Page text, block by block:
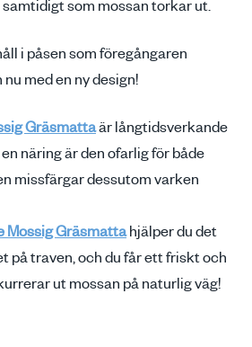
som mossan torkar ut.
i påsen som föregångaren
med en ny design!
Gräsmattaär långtidsverkande
näring är den ofarlig för både
missfärgar dessutom varken
Mossig Gräsmattahjälper du det
på traven, och du får ett friskt och
ut mossan på naturlig väg!